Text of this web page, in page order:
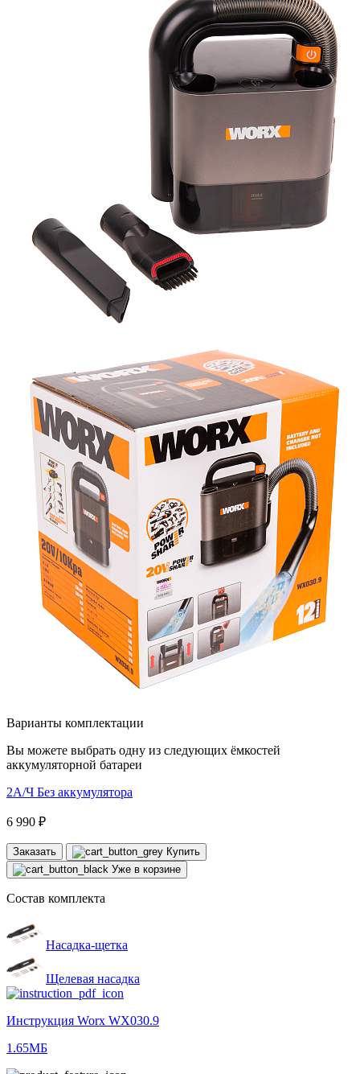
Варианты комплектации
Вы можете выбрать одну из следующих ёмкостей
аккумуляторной батареи
2А/Ч Без аккумулятора
6 990 ₽
Заказать
Купить
Уже в корзине
Состав комплекта
Насадка-щетка
Щелевая насадка
Инструкция Worx WX030.9
1.65МБ